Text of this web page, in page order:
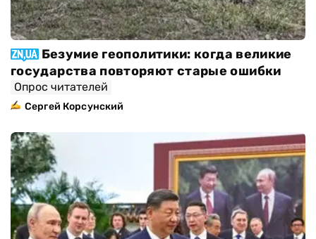
Безумие геополитики: когда великие
государства повторяют старые ошибки
Опрос читателей
Сергей Корсунский